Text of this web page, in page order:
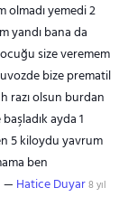
olmadı yemedi 2
yandı bana da
size veremem
bize prematil
razı olsun burdan
ayda 1
5 kiloydu yavrum
ben
Hatice Duyar8 yıl